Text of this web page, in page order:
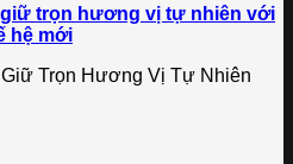
trọn hương vị tự nhiên với
hệ mới
Trọn Hương Vị Tự Nhiên